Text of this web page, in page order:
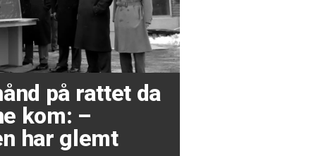
på rattet da
kom: –
har glemt